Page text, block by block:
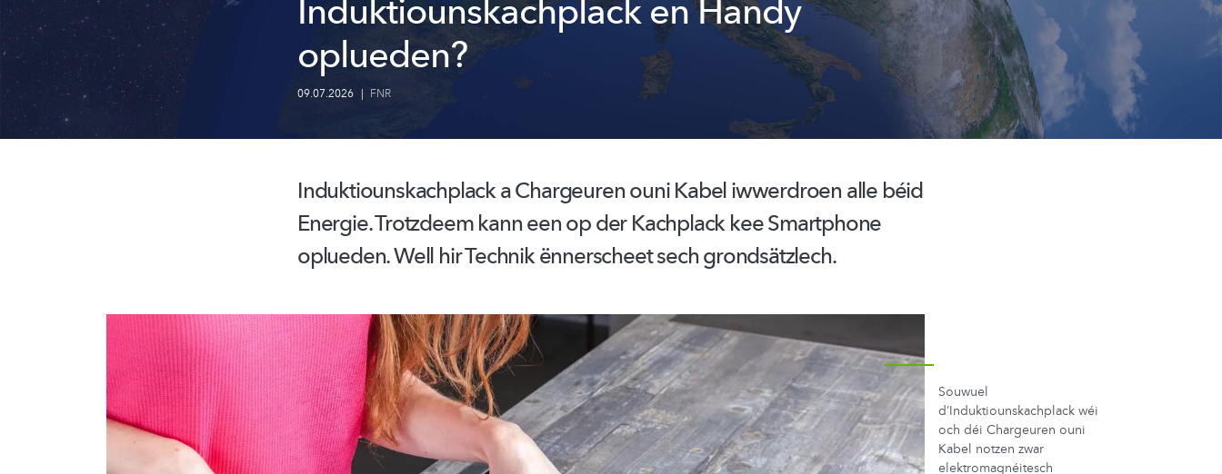
Induktiounskachplack en Handy
oplueden?
09.07.2026 | FNR
Induktiounskachplacka Chargeuren ouni Kabel iwwerdroen alle béid
Energie. Trotzdeem kann een op der Kachplack kee Smartphone
oplueden. Well hir Technik ënnerscheet sechgrondsätzlech.
Souwuel
d’Induktiounskachplack wéi
och déi Chargeuren ouni
Kabel notzen zwar
elektromagnéitesch